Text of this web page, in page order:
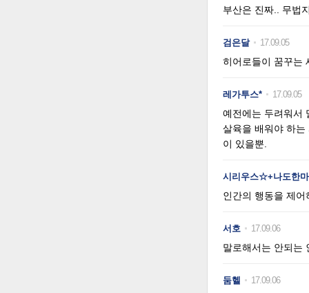
부산은 진짜.. 무법
검은달 17.09.05
히어로들이 꿈꾸
레가투스* 17.09.05
예전에는 두려워서
살육을 배워야 하
이 있을뿐.
시리우스☆+나도한
인간의 행동을 제
서호 17.09.06
말로해서는 안되는
둠헬 17.09.06